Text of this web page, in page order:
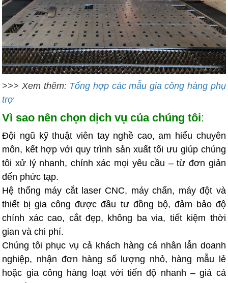
>>> Xem thêm: Tổng hợp các mẫu gia công hàng phụ
trợ
Vì sao nên chọn dịch vụ của chúng tôi:
Đội ngũ kỹ thuật viên tay nghề cao, am hiểu chuyên
môn, kết hợp với quy trình sản xuất tối ưu giúp chúng
tôi xử lý nhanh, chính xác mọi yêu cầu – từ đơn giản
đến phức tạp.
Hệ thống máy cắt laser CNC, máy chấn, máy đột và
thiết bị gia công được đầu tư đồng bộ, đảm bảo độ
chính xác cao, cắt đẹp, không ba via, tiết kiệm thời
gian và chi phí.
Chúng tôi phục vụ cả khách hàng cá nhân lẫn doanh
nghiệp, nhận đơn hàng số lượng nhỏ, hàng mẫu lẻ
hoặc gia công hàng loạt với tiến độ nhanh – giá cả